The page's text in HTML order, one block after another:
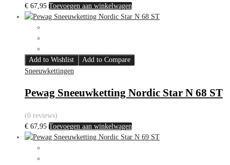
€ 67,95 Toevoegen aan winkelwagen
Add to Wishlist
Add to Compare
Sneeuwkettingen
Pewag Sneeuwketting Nordic Star N 68 ST
(0 reviews)
€ 67,95 Toevoegen aan winkelwagen